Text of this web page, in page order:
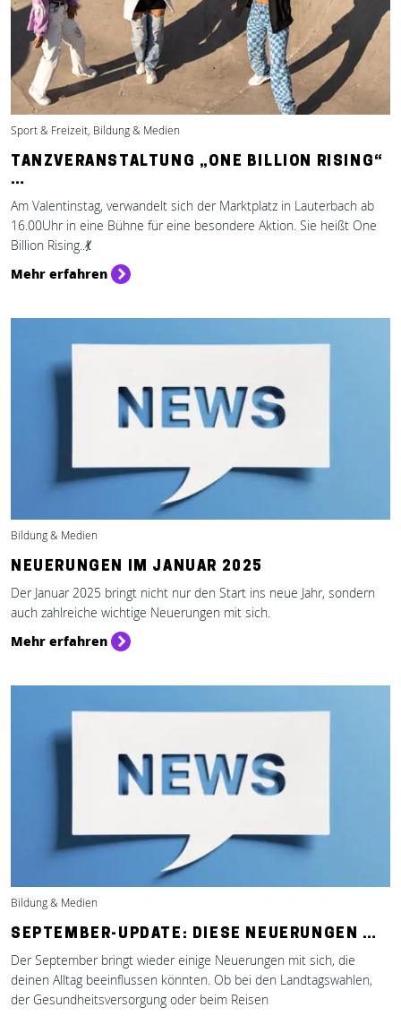
Sport & Freizeit, Bildung & Medien
TANZVERANSTALTUNG „ONE BILLION RISING“
…
Am Valentinstag, verwandelt sich der Marktplatz in Lauterbach ab
16.00Uhr in eine Bühne für eine besondere Aktion. Sie heißt One
Billion Rising..💃
Mehr erfahren
Bildung & Medien
NEUERUNGEN IM JANUAR 2025
Der Januar 2025 bringt nicht nur den Start ins neue Jahr, sondern
auch zahlreiche wichtige Neuerungen mit sich.
Mehr erfahren
Bildung & Medien
SEPTEMBER-UPDATE: DIESE NEUERUNGEN …
Der September bringt wieder einige Neuerungen mit sich, die
deinen Alltag beeinflussen könnten. Ob bei den Landtagswahlen,
der Gesundheitsversorgung oder beim Reisen